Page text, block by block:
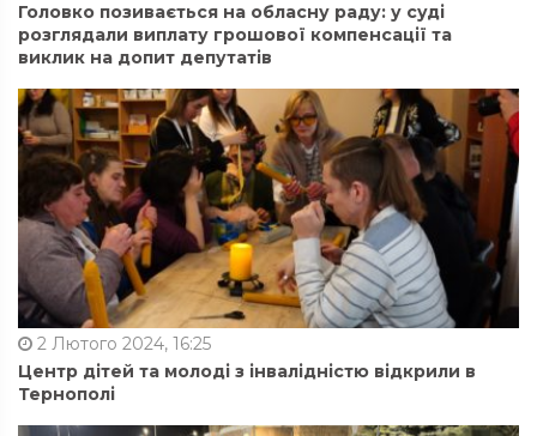
Головко позивається на обласну раду: у суді
розглядали виплату грошової компенсації та
виклик на допит депутатів
2 Лютого 2024, 16:25
Центр дітей та молоді з інвалідністю відкрили в
Тернополі